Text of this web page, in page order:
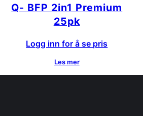
Q- BFP 2in1 Premium
25pk
Logg inn for å se pris
Les mer